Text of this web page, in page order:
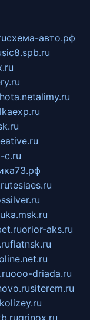
схема-авто.рф
alimy.ru
c.ru
tesiaes.ru
orior-aks.ru
flatnsk.ru
ooo-driada.ru
siterem.ru
grinox.ru